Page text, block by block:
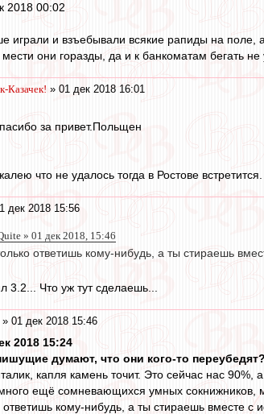
2018 00:02
играли и взъебывали всякие рапиды на поле,
они горазды, да и к банкоматам бегать не
Казачек! » 01 дек 2018 16:01
за привет.Польщен
что не удалось тогда в Ростове
дек 2018 15:56
» 01 дек 2018, 15:46
ответишь кому-нибудь, а ты стираешь
3.2... Что уж тут сделаешь...
» 01 дек 2018 15:46
2018 15:24
думают, что они кого-то
капля камень точит. Это сейчас нас
ещё сомневающихся умных сокнижников,
ответишь кому-нибудь, а ты стираешь вместе с